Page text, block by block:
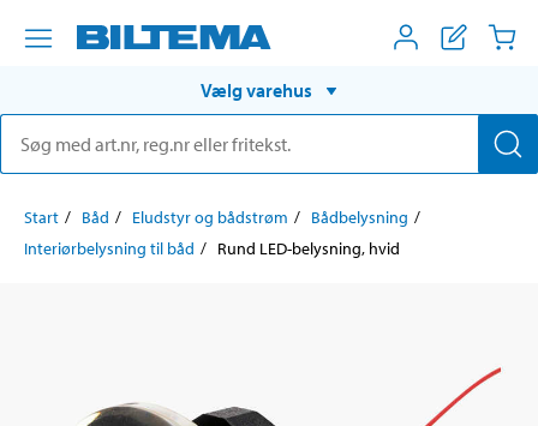
Vælg varehus
Start Båd Eludstyr og bådstrøm
Bådbelysning
Interiørbelysning til båd
Rund LED-belysning, hvid